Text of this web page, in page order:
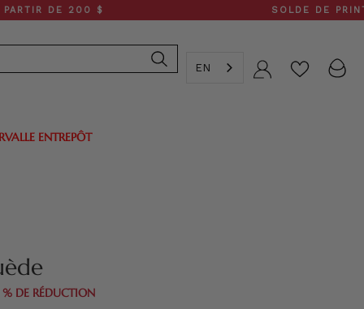
DE 200 $ SOLDE DE
EN Compte
ENTREPÔT
DE RÉDUCTION